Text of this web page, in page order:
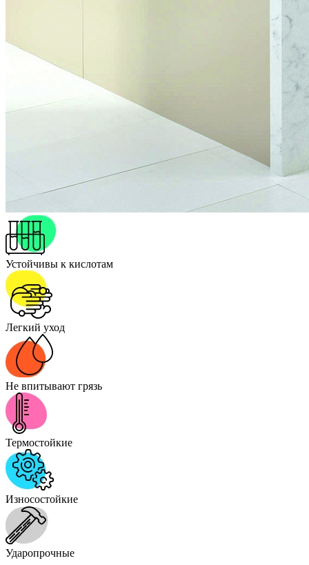
Устойчивы к кислотам
Легкий уход
Не впитывают грязь
Термостойкие
Износостойкие
Ударопрочные